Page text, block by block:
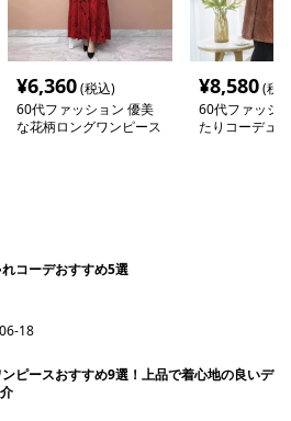
¥6,360(税込)
60代ファッション 優美
な花柄ロングワンピース
¥8,580(税
60代ファッシ
たりコーデュ
コーデおすすめ5選
18
ピースおすすめ9選！上品で着心地の良いデ